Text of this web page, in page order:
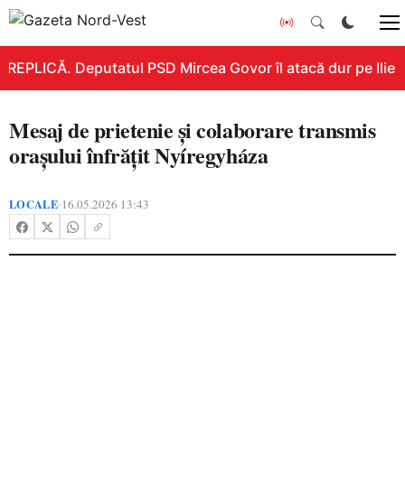
REPLICĂ. Deputatul PSD Mircea Govor îl atacă dur pe
Mesaj de prietenie și colaborare transmis
orașului înfrățit Nyíregyháza
LOCALE•16.05.2026 13:43